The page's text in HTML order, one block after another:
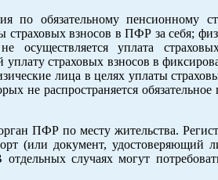
по обязательному пенсионному
взносов в ПФР за себя;
осуществляется уплата
уплату страховых взносов в
лица в целях уплаты
не распространяется обязательное
ПФР по месту жительства.
(или документ, удостоверяющий
случаях могут